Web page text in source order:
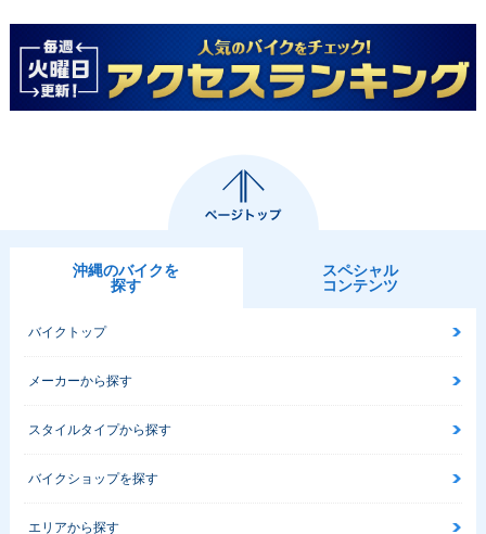
沖縄のバイクを
探す
スペシャル
コンテンツ
バイクトップ
メーカーから探す
スタイルタイプから探す
バイクショップを探す
エリアから探す